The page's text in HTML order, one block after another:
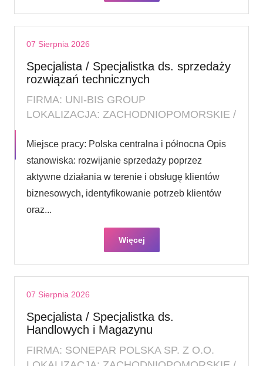
07 Sierpnia 2026
Specjalista / Specjalistka ds. sprzedaży
rozwiązań technicznych
FIRMA: UNI-BIS GROUP
LOKALIZACJA: ZACHODNIOPOMORSKIE /
Miejsce pracy: Polska centralna i północna Opis
stanowiska: rozwijanie sprzedaży poprzez
aktywne działania w terenie i obsługę klientów
biznesowych, identyfikowanie potrzeb klientów
oraz...
Więcej
07 Sierpnia 2026
Specjalista / Specjalistka ds.
Handlowych i Magazynu
FIRMA: SONEPAR POLSKA SP. Z O.O.